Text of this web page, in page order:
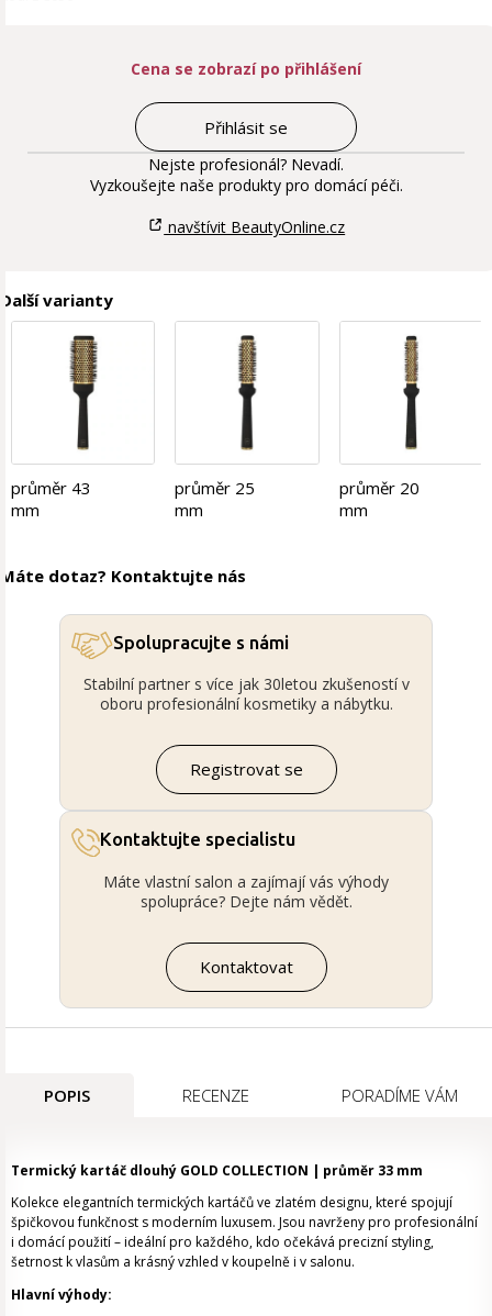
Cena se zobrazí po přihlášení
Přihlásit se
Nejste profesionál? Nevadí.
Vyzkoušejte naše produkty pro domácí péči.
navštívit BeautyOnline.cz
Další varianty
průměr 43
mm
průměr 25
mm
průměr 20
mm
Máte dotaz? Kontaktujte nás
Spolupracujte s námi
Stabilní partner s více jak 30letou zkušeností v
oboru profesionální kosmetiky a nábytku.
Registrovat se
Kontaktujte specialistu
Máte vlastní salon a zajímají vás výhody
spolupráce? Dejte nám vědět.
Kontaktovat
POPIS RECENZE PORADÍME VÁM
Termický kartáč dlouhý GOLD COLLECTION | průměr 33 mm
Kolekce elegantních termických kartáčů ve zlatém designu, které spojují
špičkovou funkčnost s moderním luxusem. Jsou navrženy pro profesionální
i domácí použití – ideální pro každého, kdo očekává precizní styling,
šetrnost k vlasům a krásný vzhled v koupelně i v salonu.
Hlavní výhody: